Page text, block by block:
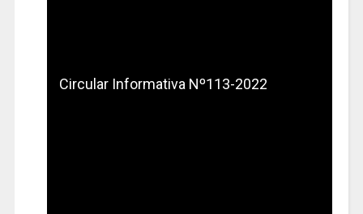
Circular Informativa Nº113-2022